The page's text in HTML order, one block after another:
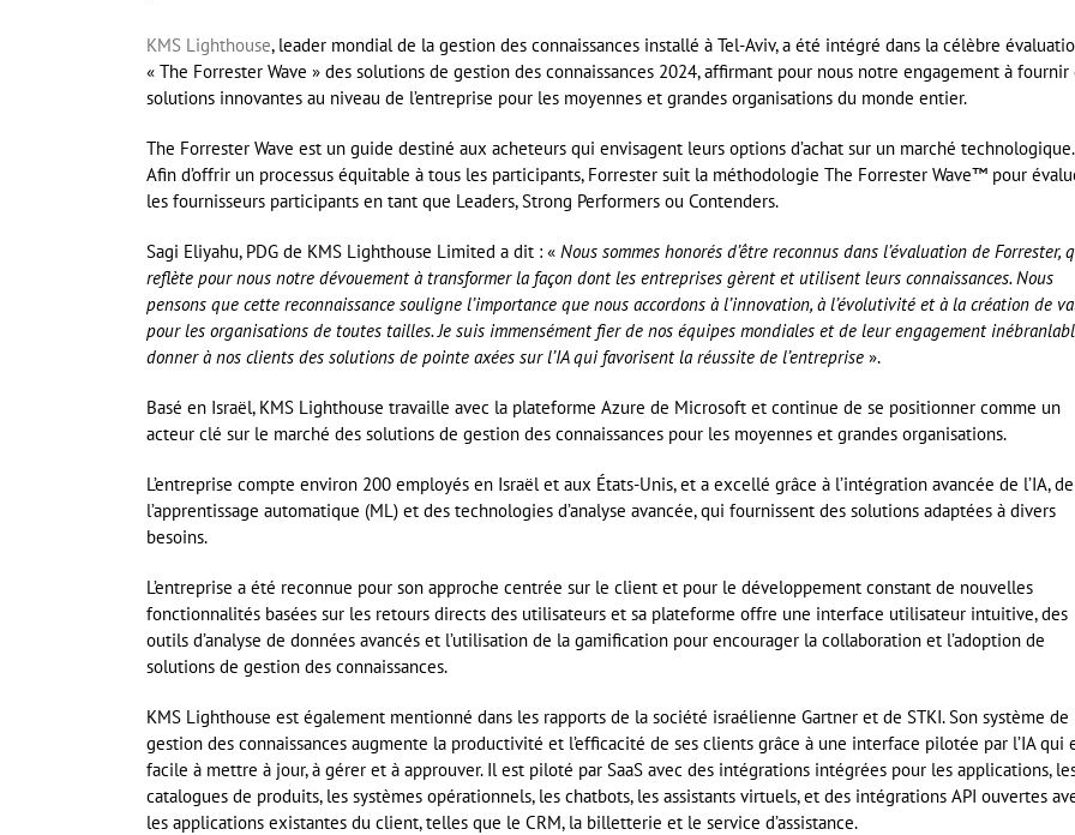
KMS Lighthouse, leader mondial de la gestion des connaissances installé à Tel-Aviv, a été intégré dans la célèbre
« The Forrester Wave » des solutions de gestion des connaissances 2024, affirmant pour nous notre engagement à fournir
solutions innovantes au niveau de l’entreprise pour les moyennes et grandes organisations du monde entier.
The Forrester Wave est un guide destiné aux acheteurs qui envisagent leurs options d’achat sur un marché technologique.
Afin d’offrir un processus équitable à tous les participants, Forrester suit la méthodologie The Forrester Wave™ pour
les fournisseurs participants en tant que Leaders, Strong Performers ou Contenders.
Sagi Eliyahu, PDG de KMS Lighthouse Limited a dit : « Nous sommes honorés d’être reconnus dans l’évaluation de Forrester,
reflète pour nous notre dévouement à transformer la façon dont les entreprises gèrent et utilisent leurs connaissances. Nous
pensons que cette reconnaissance souligne l’importance que nous accordons à l’innovation, à l’évolutivité et à la création de
pour les organisations de toutes tailles. Je suis immensément fier de nos équipes mondiales et de leur engagement
donner à nos clients des solutions de pointe axées sur l’IA qui favorisent la réussite de l’entreprise ».
Basé en Israël, KMS Lighthouse travaille avec la plateforme Azure de Microsoft et continue de se positionner comme un
acteur clé sur le marché des solutions de gestion des connaissances pour les moyennes et grandes organisations.
L’entreprise compte environ 200 employés en Israël et aux États-Unis, et a excellé grâce à l’intégration avancée de l’IA, de
l’apprentissage automatique (ML) et des technologies d’analyse avancée, qui fournissent des solutions adaptées à divers
besoins.
L’entreprise a été reconnue pour son approche centrée sur le client et pour le développement constant de nouvelles
fonctionnalités basées sur les retours directs des utilisateurs et sa plateforme offre une interface utilisateur intuitive, des
outils d’analyse de données avancés et l’utilisation de la gamification pour encourager la collaboration et l’adoption de
solutions de gestion des connaissances.
KMS Lighthouse est également mentionné dans les rapports de la société israélienne Gartner et de STKI. Son système de
gestion des connaissances augmente la productivité et l’efficacité de ses clients grâce à une interface pilotée par l’IA qui
facile à mettre à jour, à gérer et à approuver. Il est piloté par SaaS avec des intégrations intégrées pour les applications,
catalogues de produits, les systèmes opérationnels, les chatbots, les assistants virtuels, et des intégrations API ouvertes
les applications existantes du client, telles que le CRM, la billetterie et le service d’assistance.